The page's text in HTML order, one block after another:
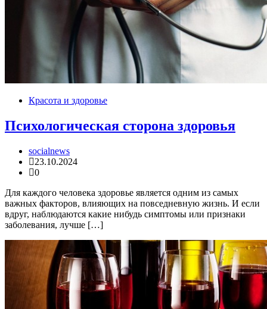
Красота и здоровье
Психологическая сторона здоровья
socialnews
23.10.2024
0
Для каждого человека здоровье является одним из самых
важных факторов, влияющих на повседневную жизнь. И если
вдруг, наблюдаются какие нибудь симптомы или признаки
заболевания, лучше […]